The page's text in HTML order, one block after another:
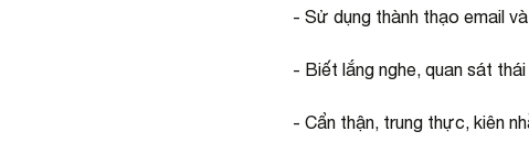
- Sử dụng thành thạo email
- Biết lắng nghe, quan sát
- Cẩn thận, trung thực, kiên